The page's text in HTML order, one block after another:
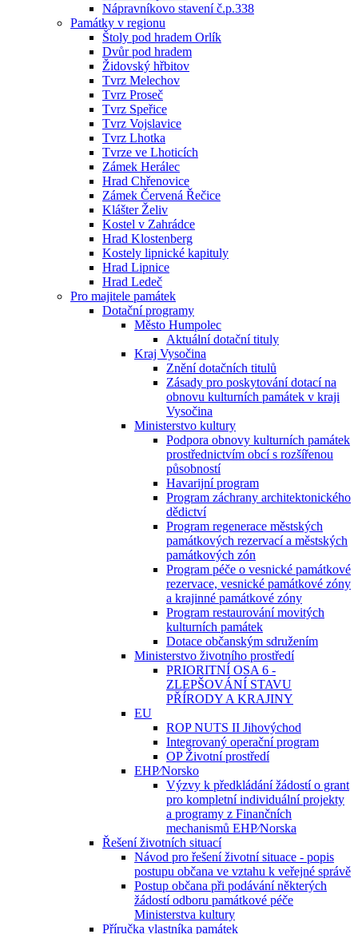
Nápravníkovo stavení č.p.338
Památky v regionu
Štoly pod hradem Orlík
Dvůr pod hradem
Židovský hřbitov
Tvrz Melechov
Tvrz Proseč
Tvrz Speřice
Tvrz Vojslavice
Tvrz Lhotka
Tvrze ve Lhoticích
Zámek Herálec
Hrad Chřenovice
Zámek Červená Řečice
Klášter Želiv
Kostel v Zahrádce
Hrad Klostenberg
Kostely lipnické kapituly
Hrad Lipnice
Hrad Ledeč
Pro majitele památek
Dotační programy
Město Humpolec
Aktuální dotační tituly
Kraj Vysočina
Znění dotačních titulů
Zásady pro poskytování dotací na
obnovu kulturních památek v kraji
Vysočina
Ministerstvo kultury
Podpora obnovy kulturních památek
prostřednictvím obcí s rozšířenou
působností
Havarijní program
Program záchrany architektonického
dědictví
Program regenerace městských
památkových rezervací a městských
památkových zón
Program péče o vesnické památkové
rezervace, vesnické památkové zóny
a krajinné památkové zóny
Program restaurování movitých
kulturních památek
Dotace občanským sdružením
Ministerstvo životního prostředí
PRIORITNÍ OSA 6 -
ZLEPŠOVÁNÍ STAVU
PŘÍRODY A KRAJINY
EU
ROP NUTS II Jihovýchod
Integrovaný operační program
OP Životní prostředí
EHP⁄Norsko
Výzvy k předkládání žádostí o grant
pro kompletní individuální projekty
a programy z Finančních
mechanismů EHP⁄Norska
Řešení životních situací
Návod pro řešení životní situace - popis
postupu občana ve vztahu k veřejné správě
Postup občana při podávání některých
žádostí odboru památkové péče
Ministerstva kultury
Příručka vlastníka památek